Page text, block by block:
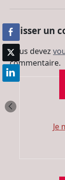
Laisser un
Vous devez
commentaire.
Je